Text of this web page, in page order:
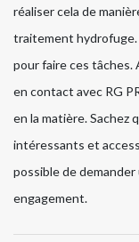
réaliser cela de
traitement hydrofuge.
pour faire ces tâches.
en contact avec RG
en la matière. Sachez
intéressants et
possible de
engagement.